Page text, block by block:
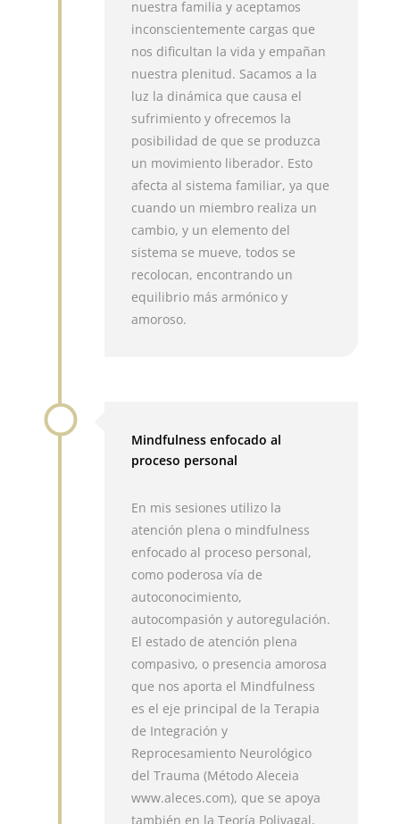
nuestra familia y aceptamos
inconscientemente cargas que
nos dificultan la vida y empañan
nuestra plenitud. Sacamos a la
luz la dinámica que causa el
sufrimiento y ofrecemos la
posibilidad de que se produzca
un movimiento liberador. Esto
afecta al sistema familiar, ya que
cuando un miembro realiza un
cambio, y un elemento del
sistema se mueve, todos se
recolocan, encontrando un
equilibrio más armónico y
amoroso.
Mindfulness enfocado al
proceso personal
En mis sesiones utilizo la
atención plena o mindfulness
enfocado al proceso personal,
como poderosa vía de
autoconocimiento,
autocompasión y autoregulación.
El estado de atención plena
compasivo, o presencia amorosa
que nos aporta el Mindfulness
es el eje principal de la Terapia
de Integración y
Reprocesamiento Neurológico
del Trauma (Método Aleceia
www.aleces.com), que se apoya
también en la Teoría Polivagal,